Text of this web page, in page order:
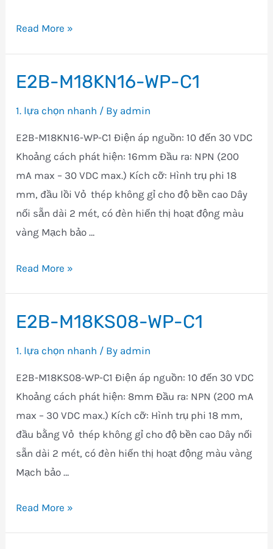
E2B-
C1
Read More »
E2B-M18KN16-WP-C1
1. lựa chọn nhanh / By admin
E2B-M18KN16-WP-C1 Điện áp nguồn: 10 đến 30 VDC
Khoảng cách phát hiện: 16mm Đầu ra: NPN (200
mA max – 30 VDC max.) Kích cỡ: Hình trụ phi 18
mm, đầu lồi Vỏ thép không gỉ cho độ bền cao Dây
nối sẵn dài 2 mét, có đèn hiến thị hoạt động màu
vàng Mạch bảo …
E2B-
C1
Read More »
E2B-M18KS08-WP-C1
1. lựa chọn nhanh / By admin
E2B-M18KS08-WP-C1 Điện áp nguồn: 10 đến 30 VDC
Khoảng cách phát hiện: 8mm Đầu ra: NPN (200 mA
max – 30 VDC max.) Kích cỡ: Hình trụ phi 18 mm,
đầu bằng Vỏ thép không gỉ cho độ bền cao Dây nối
sẵn dài 2 mét, có đèn hiến thị hoạt động màu vàng
Mạch bảo …
E2B-
Read More »